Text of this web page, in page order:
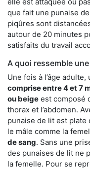
que fait une punaise
piqûres sont
autour de 20 minutes
satisfaits du travail
A quoi ressemble
Une fois à l’âge
comprise entre 4 et 7
ou beige est composé
thorax et l’abdomen.
punaise de lit est
le mâle comme la
de sang. Sans une
des punaises de lit ne
la femelle. Pour se